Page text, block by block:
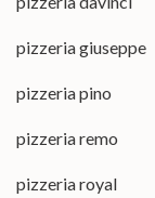
pizzeria giuseppe
pizzeria pino
pizzeria remo
pizzeria royal